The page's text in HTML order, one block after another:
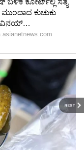
NEXT